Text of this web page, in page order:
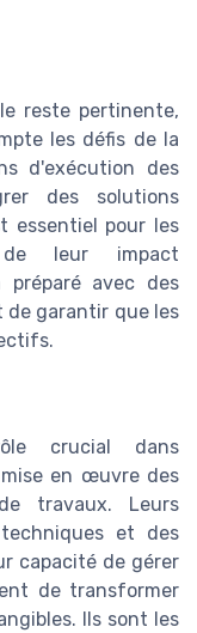
reste pertinente,
les défis de la
d'exécution des
des solutions
essentiel pour les
de leur impact
préparé avec des
de garantir que les
crucial dans
en œuvre des
travaux. Leurs
et des
capacité de gérer
de transformer
Ils sont les